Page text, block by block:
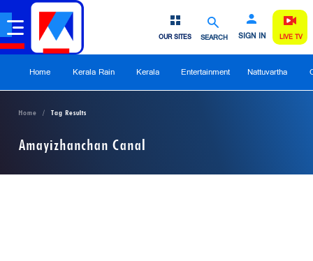
SEARCH SIGN IN
OUR SITES LIVE TV
Home Kerala Rain Kerala Entertainment Nattuvartha
Home Tag Results
Amayizhanchan Canal